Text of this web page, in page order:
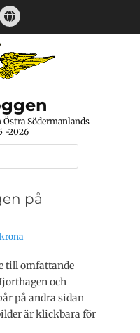
Webbplats
Södermanlands
-2026
på
till omfattande
och
på andra sidan
är klickbara för